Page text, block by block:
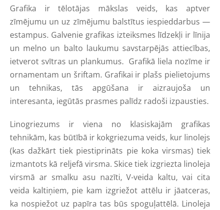
Grafika ir tēlotājas mākslas veids, kas aptver
zīmējumu un uz zīmējumu balstītus iespieddarbus —
estampus. Galvenie grafikas izteiksmes līdzekļi ir līnija
un melno un balto laukumu savstarpējās attiecības,
ietverot svītras un plankumus. Grafikā liela nozīme ir
ornamentam un šriftam. Grafikai ir plašs pielietojums
un tehnikas, tās apgūšana ir aizraujoša un
interesanta, iegūtās prasmes palīdz radoši izpausties.
Linogriezums ir viena no klasiskajām grafikas
tehnikām, kas būtībā ir kokgriezuma veids, kur linolejs
(kas dažkārt tiek piestiprināts pie koka virsmas) tiek
izmantots kā reljefā virsma. Skice tiek izgriezta linoleja
virsmā ar smalku asu nazīti, V-veida kaltu, vai cita
veida kaltiņiem, pie kam izgriežot attēlu ir jāatceras,
ka nospiežot uz papīra tas būs spoguļattēlā. Linoleja